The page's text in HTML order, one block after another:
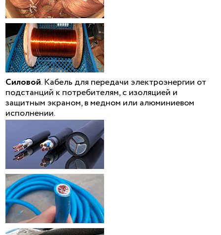
Силовой. Кабель для передачи электроэнергии от
подстанций к потребителям, с изоляцией и
защитным экраном, в медном или алюминиевом
исполнении.